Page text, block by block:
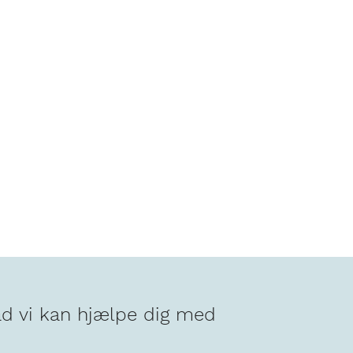
vi kan hjælpe dig med